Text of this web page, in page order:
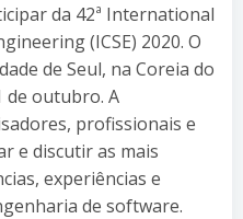
da 42ª International
(ICSE) 2020. O
de Seul, na Coreia do
de outubro. A
profissionais e
e discutir as mais
experiências e
de software.